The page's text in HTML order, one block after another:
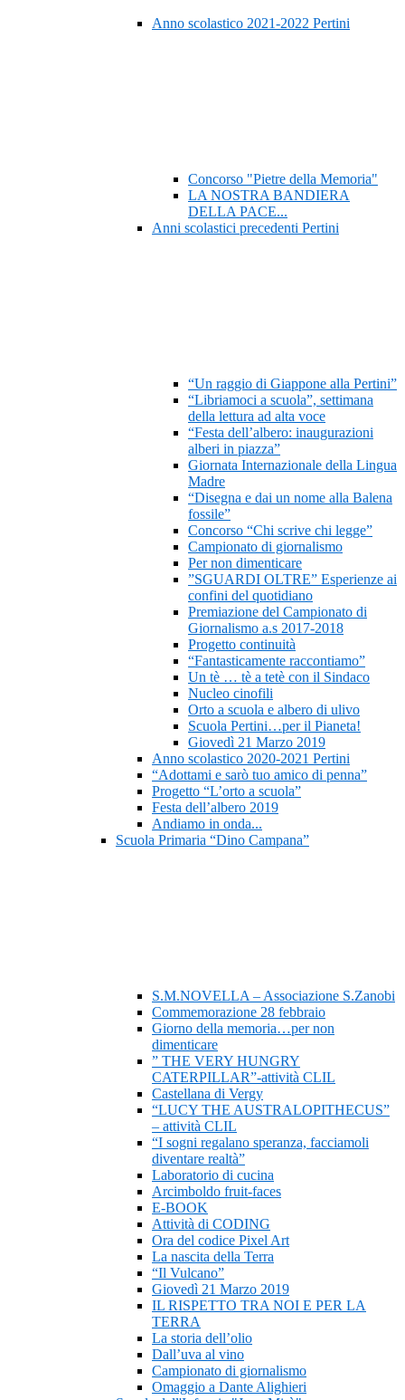
Anno scolastico 2021-2022 Pertini
Concorso "Pietre della Memoria"
LA NOSTRA BANDIERA
DELLA PACE...
Anni scolastici precedenti Pertini
“Un raggio di Giappone alla Pertini”
“Libriamoci a scuola”, settimana
della lettura ad alta voce
“Festa dell’albero: inaugurazioni
alberi in piazza”
Giornata Internazionale della Lingua
Madre
“Disegna e dai un nome alla Balena
fossile”
Concorso “Chi scrive chi legge”
Campionato di giornalismo
Per non dimenticare
”SGUARDI OLTRE” Esperienze ai
confini del quotidiano
Premiazione del Campionato di
Giornalismo a.s 2017-2018
Progetto continuità
“Fantasticamente raccontiamo”
Un tè … tè a tetè con il Sindaco
Nucleo cinofili
Orto a scuola e albero di ulivo
Scuola Pertini…per il Pianeta!
Giovedì 21 Marzo 2019
Anno scolastico 2020-2021 Pertini
“Adottami e sarò tuo amico di penna”
Progetto “L’orto a scuola”
Festa dell’albero 2019
Andiamo in onda...
Scuola Primaria “Dino Campana”
S.M.NOVELLA – Associazione S.Zanobi
Commemorazione 28 febbraio
Giorno della memoria…per non
dimenticare
” THE VERY HUNGRY
CATERPILLAR”-attività CLIL
Castellana di Vergy
“LUCY THE AUSTRALOPITHECUS”
– attività CLIL
“I sogni regalano speranza, facciamoli
diventare realtà”
Laboratorio di cucina
Arcimboldo fruit-faces
E-BOOK
Attività di CODING
Ora del codice Pixel Art
La nascita della Terra
“Il Vulcano”
Giovedì 21 Marzo 2019
IL RISPETTO TRA NOI E PER LA
TERRA
La storia dell’olio
Dall’uva al vino
Campionato di giornalismo
Omaggio a Dante Alighieri